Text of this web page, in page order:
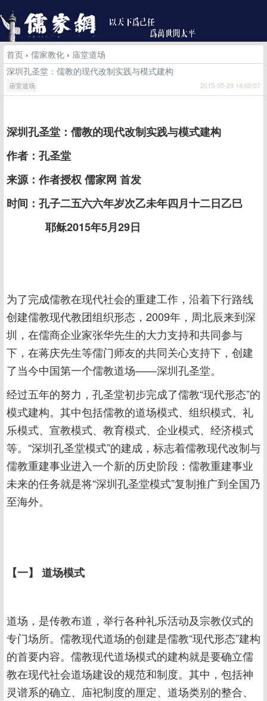
首页 › 儒家教化 › 庙堂道场
深圳孔圣堂：儒教的现代改制实践与模式建构
庙堂道场 2015-05-29 14:00:07
深圳孔圣堂：儒教的现代改制实践与模式建构
作者：孔圣堂
来源：作者授权 儒家网 首发
时间：孔子二五六六年岁次乙未年四月十二日乙巳
耶稣2015年5月29日
为了完成儒教在现代社会的重建工作，沿着下行路线
创建儒教现代教团组织形态，2009年，周北辰来到深
圳，在儒商企业家张华先生的大力支持和共同参与
下，在蒋庆先生等儒门师友的共同关心支持下，创建
了当今中国第一个儒教道场——深圳孔圣堂。
经过五年的努力，孔圣堂初步完成了儒教“现代形态”的
模式建构。其中包括儒教的道场模式、组织模式、礼
乐模式、宣教模式、教育模式、企业模式、经济模式
等。“深圳孔圣堂模式”的建成，标志着儒教现代改制与
儒教重建事业进入一个新的历史阶段：儒教重建事业
未来的任务就是将“深圳孔圣堂模式”复制推广到全国乃
至海外。
【一】 道场模式
道场，是传教布道，举行各种礼乐活动及宗教仪式的
专门场所。儒教现代道场的创建是儒教“现代形态”建构
的首要内容。儒教现代道场模式的建构就是要确立儒
教在现代社会道场建设的规范和制度。其中，包括神
灵谱系的确立、庙祀制度的厘定、道场类别的整合、